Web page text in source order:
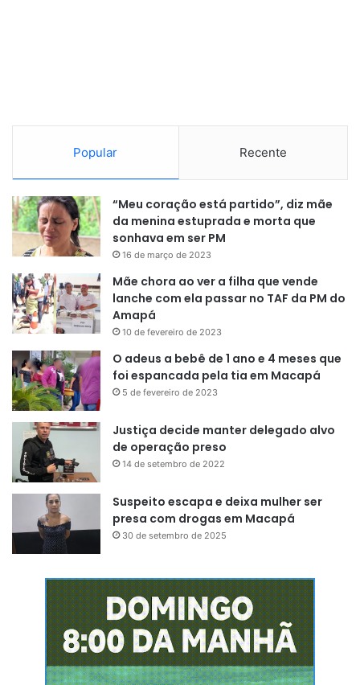
Popular Recente
“Meu coração está partido”, diz mãe
da menina estuprada e morta que
sonhava em ser PM
16 de março de 2023
Mãe chora ao ver a filha que vende
lanche com ela passar no TAF da PM do
Amapá
10 de fevereiro de 2023
O adeus a bebê de 1 ano e 4 meses que
foi espancada pela tia em Macapá
5 de fevereiro de 2023
Justiça decide manter delegado alvo
de operação preso
14 de setembro de 2022
Suspeito escapa e deixa mulher ser
presa com drogas em Macapá
30 de setembro de 2025